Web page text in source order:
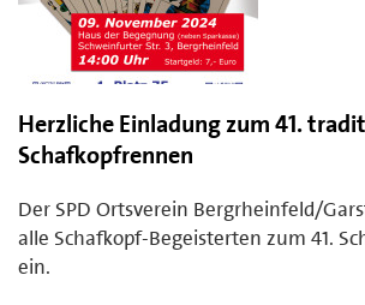
Herzliche Einladung zum 41.
Schafkopfrennen
Der SPD Ortsverein Bergrheinfeld/
alle Schafkopf-Begeisterten zum 41.
ein.